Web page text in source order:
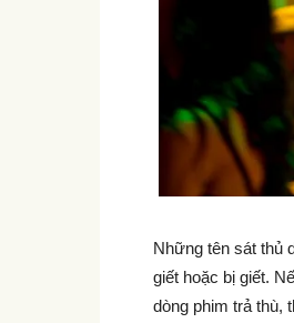
Những tên sát thủ
giết hoặc bị giết.
dòng phim trả thù,